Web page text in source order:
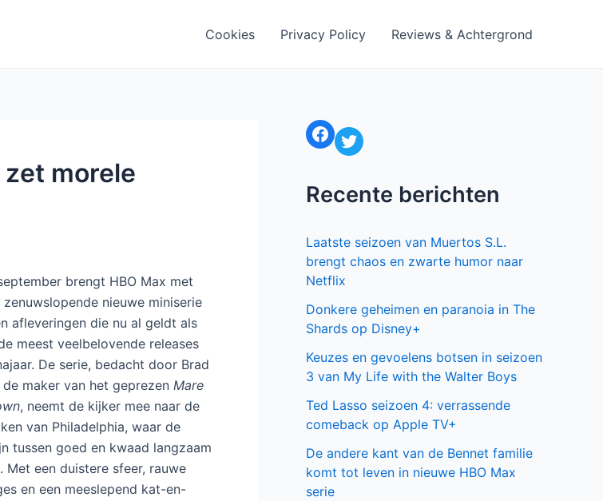
Cookies Privacy Policy Reviews & Achtergrond
morele
brengt HBO Max met
nieuwe miniserie
afleveringen die nu al geldt als
meest veelbelovende releases
De serie, bedacht door Brad
de maker van het geprezen Mare
, neemt de kijker mee naar de
van Philadelphia, waar de
tussen goed en kwaad langzaam
Met een duistere sfeer, rauwe
en een meeslepend kat-en-
Facebook Twitter
Recente berichten
Laatste seizoen van Muertos S.L.
brengt chaos en zwarte humor naar
Netflix
Donkere geheimen en paranoia in The
Shards op Disney+
Keuzes en gevoelens botsen in seizoen
3 van My Life with the Walter Boys
Ted Lasso seizoen 4: verrassende
comeback op Apple TV+
De andere kant van de Bennet familie
komt tot leven in nieuwe HBO Max
serie